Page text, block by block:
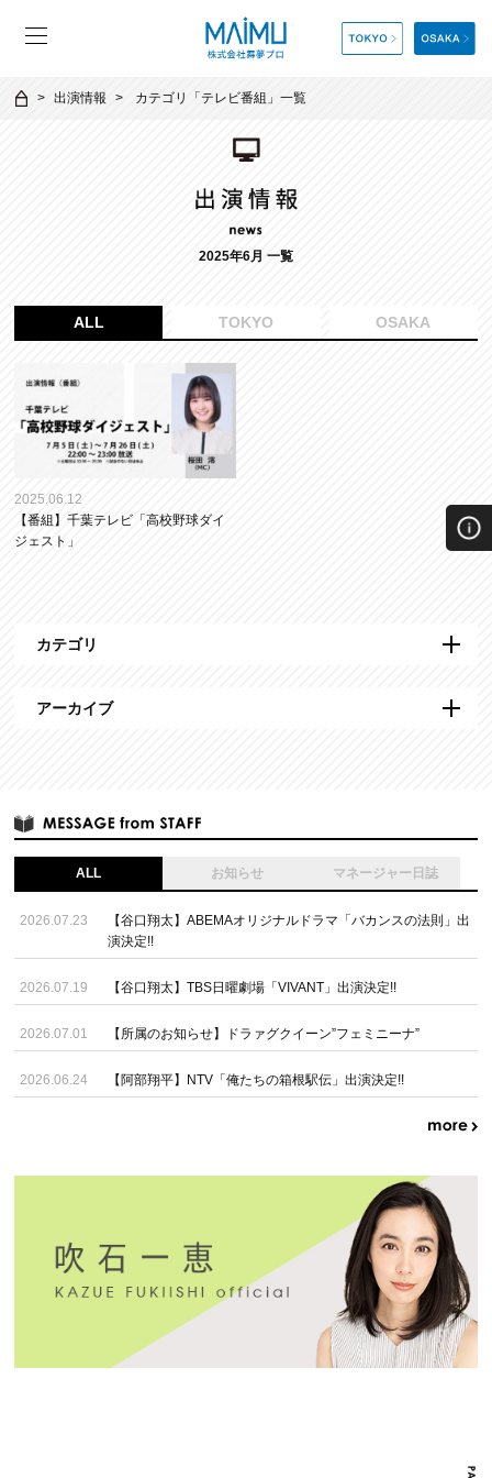
出演情報 カテゴリ「 テレビ番組 」一覧
2025年6月 一覧
ALL TOKYO OSAKA
2025.06.12
【番組】千葉テレビ「高校野球ダイ
ジェスト」
カテゴリ
アーカイブ
ALL お知らせ マネージャー日誌
2026.07.23
【谷口翔太】ABEMAオリジナルドラマ「バカンスの法則」出
演決定!!
2026.07.19 【谷口翔太】TBS日曜劇場「VIVANT」出演決定!!
2026.07.01 【所属のお知らせ】ドラァグクイーン”フェミニーナ”
2026.06.24 【阿部翔平】NTV「俺たちの箱根駅伝」出演決定!!